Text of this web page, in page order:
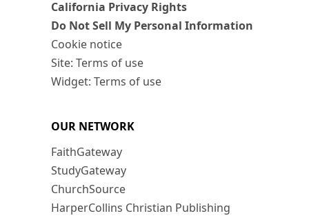
California Privacy Rights
Do Not Sell My Personal Information
Cookie notice
Site: Terms of use
Widget: Terms of use
OUR NETWORK
FaithGateway
StudyGateway
ChurchSource
HarperCollins Christian Publishing